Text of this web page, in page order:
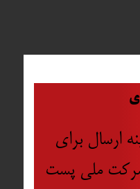
ارسال برای
شرکت ملی پست